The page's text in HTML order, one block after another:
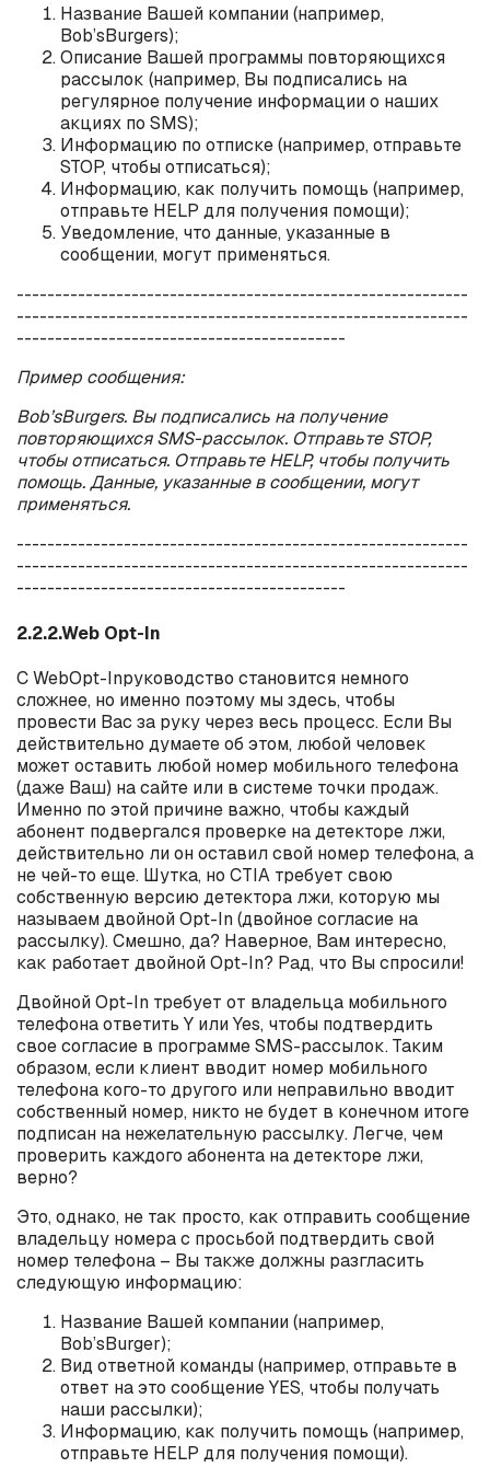
Название Вашей компании (например,
Bob’sBurgers);
Описание Вашей программы повторяющихся
рассылок (например, Вы подписались на
регулярное получение информации о наших
акциях по SMS);
Информацию по отписке (например, отправьте
STOP, чтобы отписаться);
Информацию, как получить помощь (например,
отправьте HELP для получения помощи);
Уведомление, что данные, указанные в
сообщении, могут применяться.
-----------------------------------------------------------
-----------------------------------------------------------
-------------------------------------------
Пример сообщения:
Bob’sBurgers. Вы подписались на получение
повторяющихсяSMS-рассылок. ОтправьтеSTOP,
чтобы отписаться. ОтправьтеHELP, чтобы получить
помощь. Данные, указанные в сообщении, могут
применяться.
-----------------------------------------------------------
-----------------------------------------------------------
-------------------------------------------
2.2.2.Web Opt-In
СWebOpt-Inруководство становится немного
сложнее, но именно поэтому мы здесь, чтобы
провести Вас за руку через весь процесс. Если Вы
действительно думаете об этом, любой человек
может оставить любой номер мобильного телефона
(даже Ваш) на сайте или в системе точки продаж.
Именно по этой причине важно, чтобы каждый
абонент подвергался проверке на детекторе лжи,
действительно ли он оставил свой номер телефона, а
не чей-то еще. Шутка, но CTIA требует свою
собственную версию детектора лжи, которую мы
называем двойнойOpt-In(двойное согласие на
рассылку). Смешно, да? Наверное, Вам интересно,
как работает двойнойOpt-In? Рад, что Вы спросили!
ДвойнойOpt-In требует от владельца мобильного
телефона ответить Y илиYes, чтобы подтвердить
свое согласие в программеSMS-рассылок. Таким
образом, если клиент вводит номер мобильного
телефона кого-то другого или неправильно вводит
собственный номер, никто не будет в конечном итоге
подписан на нежелательную рассылку. Легче, чем
проверить каждого абонента на детекторе лжи,
верно?
Это, однако, не так просто, как отправить сообщение
владельцу номера с просьбой подтвердить свой
номер телефона – Вы также должны разгласить
следующую информацию:
Название Вашей компании (например,
Bob’sBurger);
Вид ответной команды (например, отправьте в
ответ на это сообщениеYES, чтобы получать
наши рассылки);
Информацию, как получить помощь (например,
отправьте HELP для получения помощи).